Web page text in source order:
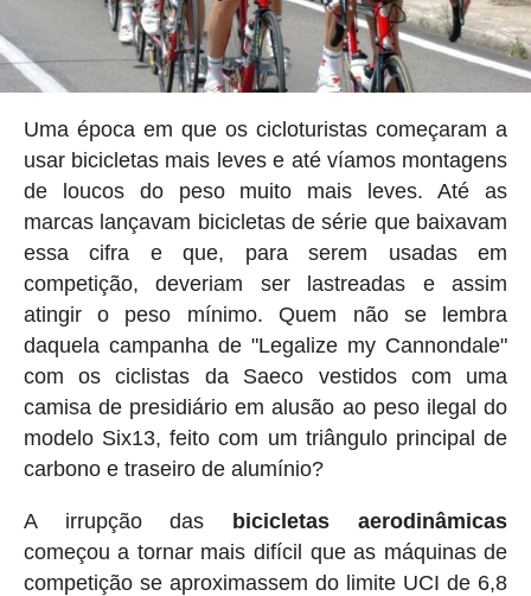
Uma época em que os cicloturistas começaram a
usar bicicletas mais leves e até víamos montagens
de loucos do peso muito mais leves. Até as
marcas lançavam bicicletas de série que baixavam
essa cifra e que, para serem usadas em
competição, deveriam ser lastreadas e assim
atingir o peso mínimo. Quem não se lembra
daquela campanha de "Legalize my Cannondale"
com os ciclistas da Saeco vestidos com uma
camisa de presidiário em alusão ao peso ilegal do
modelo Six13, feito com um triângulo principal de
carbono e traseiro de alumínio?
A irrupção das bicicletas aerodinâmicas
começou a tornar mais difícil que as máquinas de
competição se aproximassem do limite UCI de 6,8